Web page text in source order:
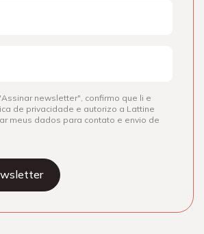
newsletter", confirmo que li e
de privacidade e autorizo a Lattine
meus dados para contato e envio de